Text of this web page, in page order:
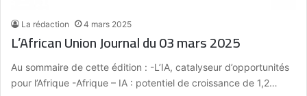
La rédaction 4 mars 2025
L’African Union Journal du 03 mars 2025
Au sommaire de cette édition : -L’IA, catalyseur d’opportunités
pour l’Afrique -Afrique – IA : potentiel de croissance de 1,2…